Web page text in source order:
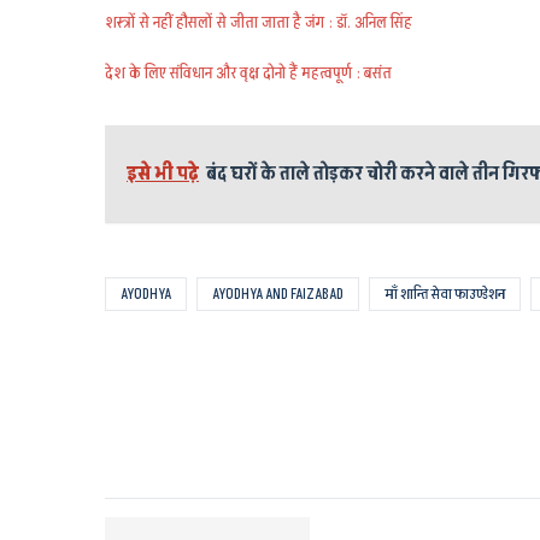
शस्त्रों से नहीं हौसलों से जीता जाता है जंग : डॉ. अनिल सिंह
देश के लिए संविधान और वृक्ष दोनो हैं महत्वपूर्ण : बसंत
इसे भी पढ़े बंद घरों के ताले तोड़कर चोरी करने वाले तीन
AYODHYA AYODHYA AND FAIZABAD माँ शान्ति सेवा फाउण्डेशन